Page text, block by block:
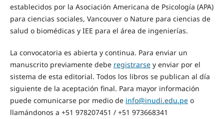
establecidos por la Asociación Americana de Psicología (APA)
para ciencias sociales, Vancouver o Nature para ciencias de
salud o biomédicas y IEE para el área de ingenierías.
La convocatoria es abierta y continua. Para enviar un
manuscrito previamente debe registrarsey enviar por el
sistema de esta editorial. Todos los libros se publican al día
siguiente de la aceptación final. Para mayor información
puede comunicarse por medio de info@inudi.edu.peo
llamándonos a +51 978207451 / +51 973668341